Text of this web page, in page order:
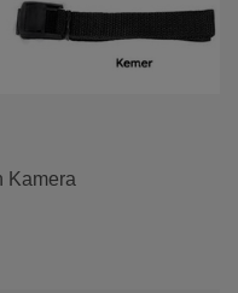
Kamera